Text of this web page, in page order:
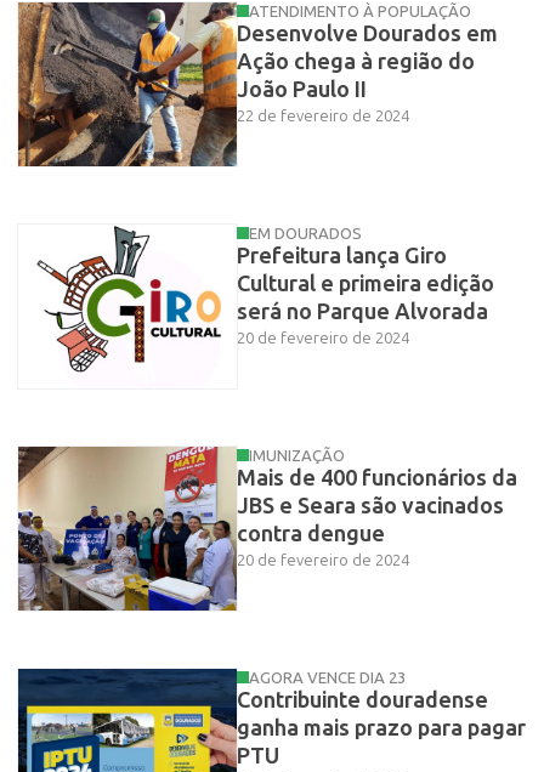
ATENDIMENTO À POPULAÇÃO
Desenvolve Dourados em
Ação chega à região do
João Paulo II
22 de fevereiro de 2024
EM DOURADOS
Prefeitura lança Giro
Cultural e primeira edição
será no Parque Alvorada
20 de fevereiro de 2024
IMUNIZAÇÃO
Mais de 400 funcionários da
JBS e Seara são vacinados
contra dengue
20 de fevereiro de 2024
AGORA VENCE DIA 23
Contribuinte douradense
ganha mais prazo para pagar
PTU